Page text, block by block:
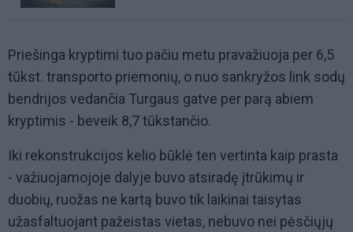
Priešinga kryptimi tuo pačiu metu pravažiuoja per 6,5
tūkst. transporto priemonių, o nuo sankryžos link sodų
bendrijos vedančia Turgaus gatve per parą abiem
kryptimis - beveik 8,7 tūkstančio.
Iki rekonstrukcijos kelio būklė ten vertinta kaip prasta
- važiuojamojoje dalyje buvo atsiradę įtrūkimų ir
duobių, ruožas ne kartą buvo tik laikinai taisytas
užasfaltuojant pažeistas vietas, nebuvo nei pėsčiųjų